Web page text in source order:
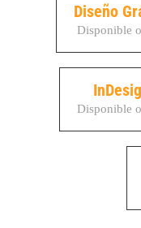
Diseño
Disponible
Disponible